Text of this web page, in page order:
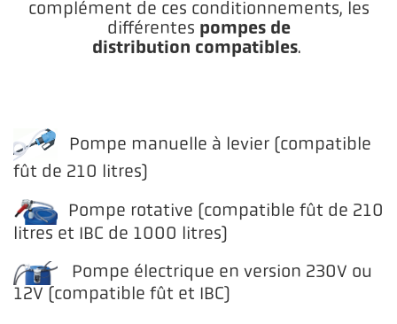
complément de ces conditionnements, les
différentes pompes de
distribution compatibles.
Pompe manuelle à levier (compatible
fût de 210 litres)
Pompe rotative (compatible fût de 210
litres et IBC de 1000 litres)
Pompe électrique en version 230V ou
12V (compatible fût et IBC)